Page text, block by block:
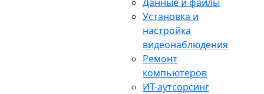
Установка и
настройка
видеонаблюдения
Ремонт
компьютеров
ИТ-аутсорсинг